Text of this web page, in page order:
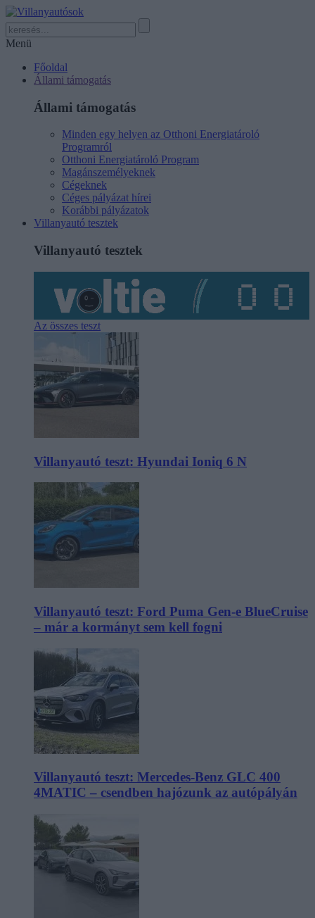
Menü
Főoldal
Állami támogatás
Állami támogatás
Minden egy helyen az Otthoni Energiatároló
Programról
Otthoni Energiatároló Program
Magánszemélyeknek
Cégeknek
Céges pályázat hírei
Korábbi pályázatok
Villanyautó tesztek
Villanyautó tesztek
Az összes teszt
Villanyautó teszt: Hyundai Ioniq 6 N
Villanyautó teszt: Ford Puma Gen-e BlueCruise
– már a kormányt sem kell fogni
Villanyautó teszt: Mercedes-Benz GLC 400
4MATIC – csendben hajózunk az autópályán